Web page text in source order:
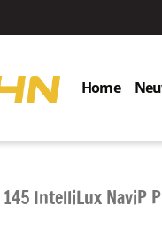
Home
IntelliLux NaviP